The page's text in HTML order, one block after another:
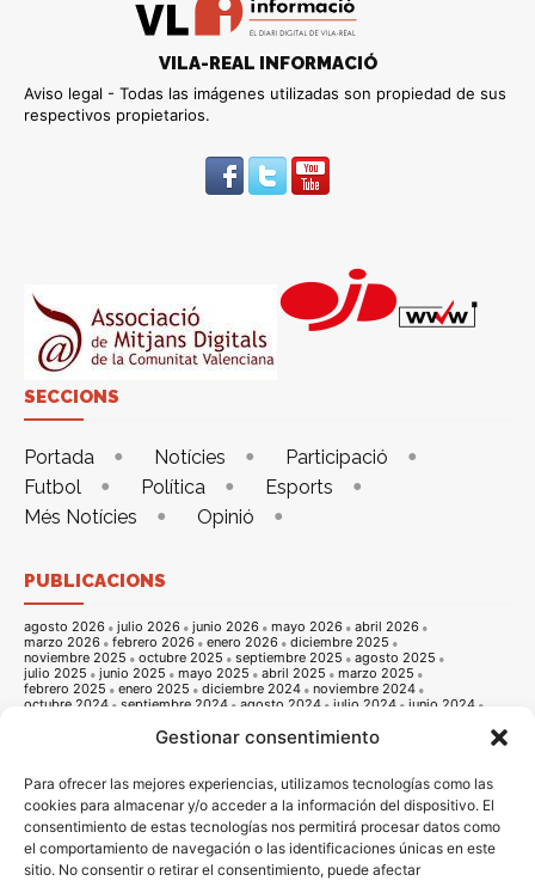
Gestionar consentimiento
Para ofrecer las mejores experiencias, utilizamos tecnologías como las
cookies para almacenar y/o acceder a la información del dispositivo. El
consentimiento de estas tecnologías nos permitirá procesar datos como
el comportamiento de navegación o las identificaciones únicas en este
sitio. No consentir o retirar el consentimiento, puede afectar
VILA-REAL INFORMACIÓ
Aviso legal - Todas las imágenes utilizadas son propiedad de sus
respectivos propietarios.
SECCIONS
Portada Notícies
Participació
Futbol
Política
Esports
Més Notícies
Opinió
PUBLICACIONS
agosto 2026 julio 2026 junio 2026 mayo 2026
abril 2026
marzo 2026
febrero 2026 enero 2026
diciembre 2025
noviembre 2025
octubre 2025 septiembre 2025
agosto 2025
julio 2025
junio 2025 mayo 2025 abril 2025
marzo 2025
febrero 2025
enero 2025 diciembre 2024
noviembre 2024
octubre 2024
septiembre 2024 agosto 2024 julio 2024
junio 2024
noviembre 2023 octubre 2023
septiembre 2023
noviembre 2022
octubre 2022 septiembre 2022
agosto 2022
julio 2022
junio 2022 mayo 2022 abril 2022
marzo 2022
febrero 2022
enero 2022 diciembre 2021
noviembre 2021
octubre 2021
septiembre 2021 agosto 2021 julio 2021
junio 2021
mayo 2021
abril 2021 marzo 2021 febrero 2021
enero 2021
diciembre 2020
noviembre 2020
agosto 2020
julio 2020 junio 2020 mayo 2020 abril 2020